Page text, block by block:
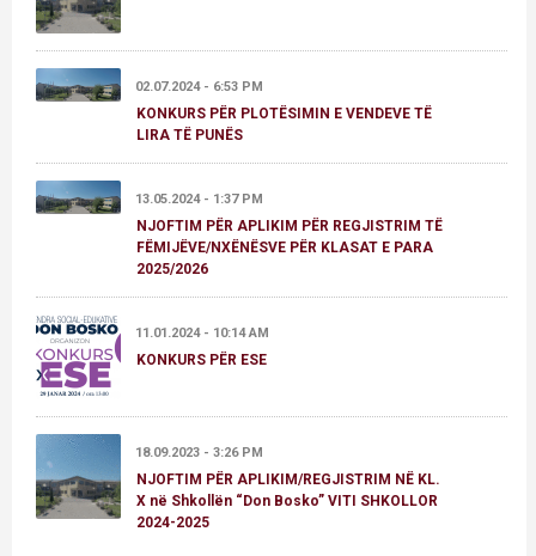
02.07.2024 - 6:53 PM
KONKURS PËR PLOTËSIMIN E VENDEVE TË
LIRA TË PUNËS
13.05.2024 - 1:37 PM
NJOFTIM PËR APLIKIM PËR REGJISTRIM TË
FËMIJËVE/NXËNËSVE PËR KLASAT E PARA
2025/2026
11.01.2024 - 10:14 AM
KONKURS PËR ESE
18.09.2023 - 3:26 PM
NJOFTIM PËR APLIKIM/REGJISTRIM NË KL.
X në Shkollën “Don Bosko” VITI SHKOLLOR
2024-2025